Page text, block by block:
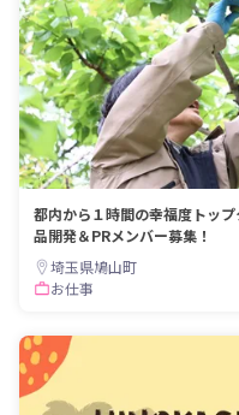
都内から１時間の幸福度トッ
品開発＆PRメンバー募集！
埼玉県鳩山町
お仕事